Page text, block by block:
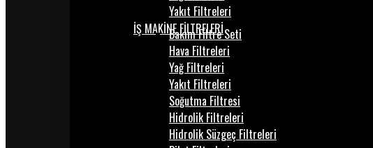
Yakıt Filtreleri
İŞ MAKİNE FİLTRELERİ
Bakım Filtre Seti
Hava Filtreleri
Yağ Filtreleri
Yakıt Filtreleri
Soğutma Filtresi
Hidrolik Filtreleri
Hidrolik Süzgeç Filtreleri